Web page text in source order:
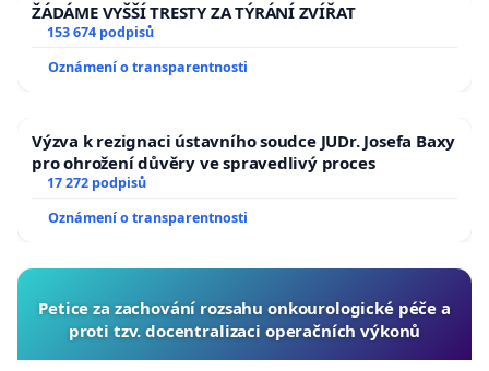
ŽÁDÁME VYŠŠÍ TRESTY ZA TÝRÁNÍ ZVÍŘAT
153 674 podpisů
Oznámení o transparentnosti
Výzva k rezignaci ústavního soudce JUDr. Josefa Baxy
pro ohrožení důvěry ve spravedlivý proces
17 272 podpisů
Oznámení o transparentnosti
Petice za zachování rozsahu onkourologické péče a
proti tzv. docentralizaci operačních výkonů